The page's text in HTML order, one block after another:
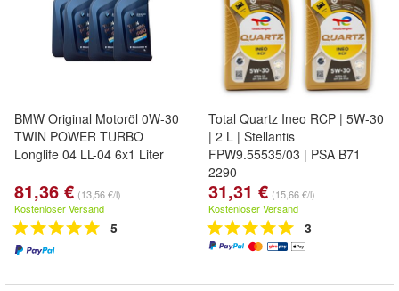
BMW Original Motoröl 0W-30
TWIN POWER TURBO
Longlife 04 LL-04 6x1 Liter
81,36 € (13,56 €/l)
Kostenloser Versand
5
Total Quartz Ineo RCP | 5W-30
| 2 L | Stellantis
FPW9.55535/03 | PSA B71
2290
31,31 € (15,66 €/l)
Kostenloser Versand
3